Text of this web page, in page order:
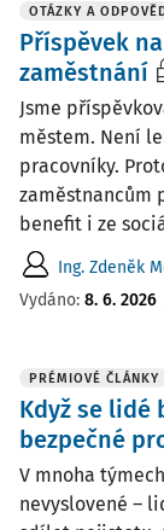
OTÁZKY A
Příspěvek
zaměstnání
Jsme
městem. Není
pracovníky.
zaměstnancům
benefit i ze
Ing. Zdeněk
Vydáno: 8. 6. 2026
PRÉMIOVÉ ČLÁNKY
Když se
bezpečné
V mnoha
nevyslovené –